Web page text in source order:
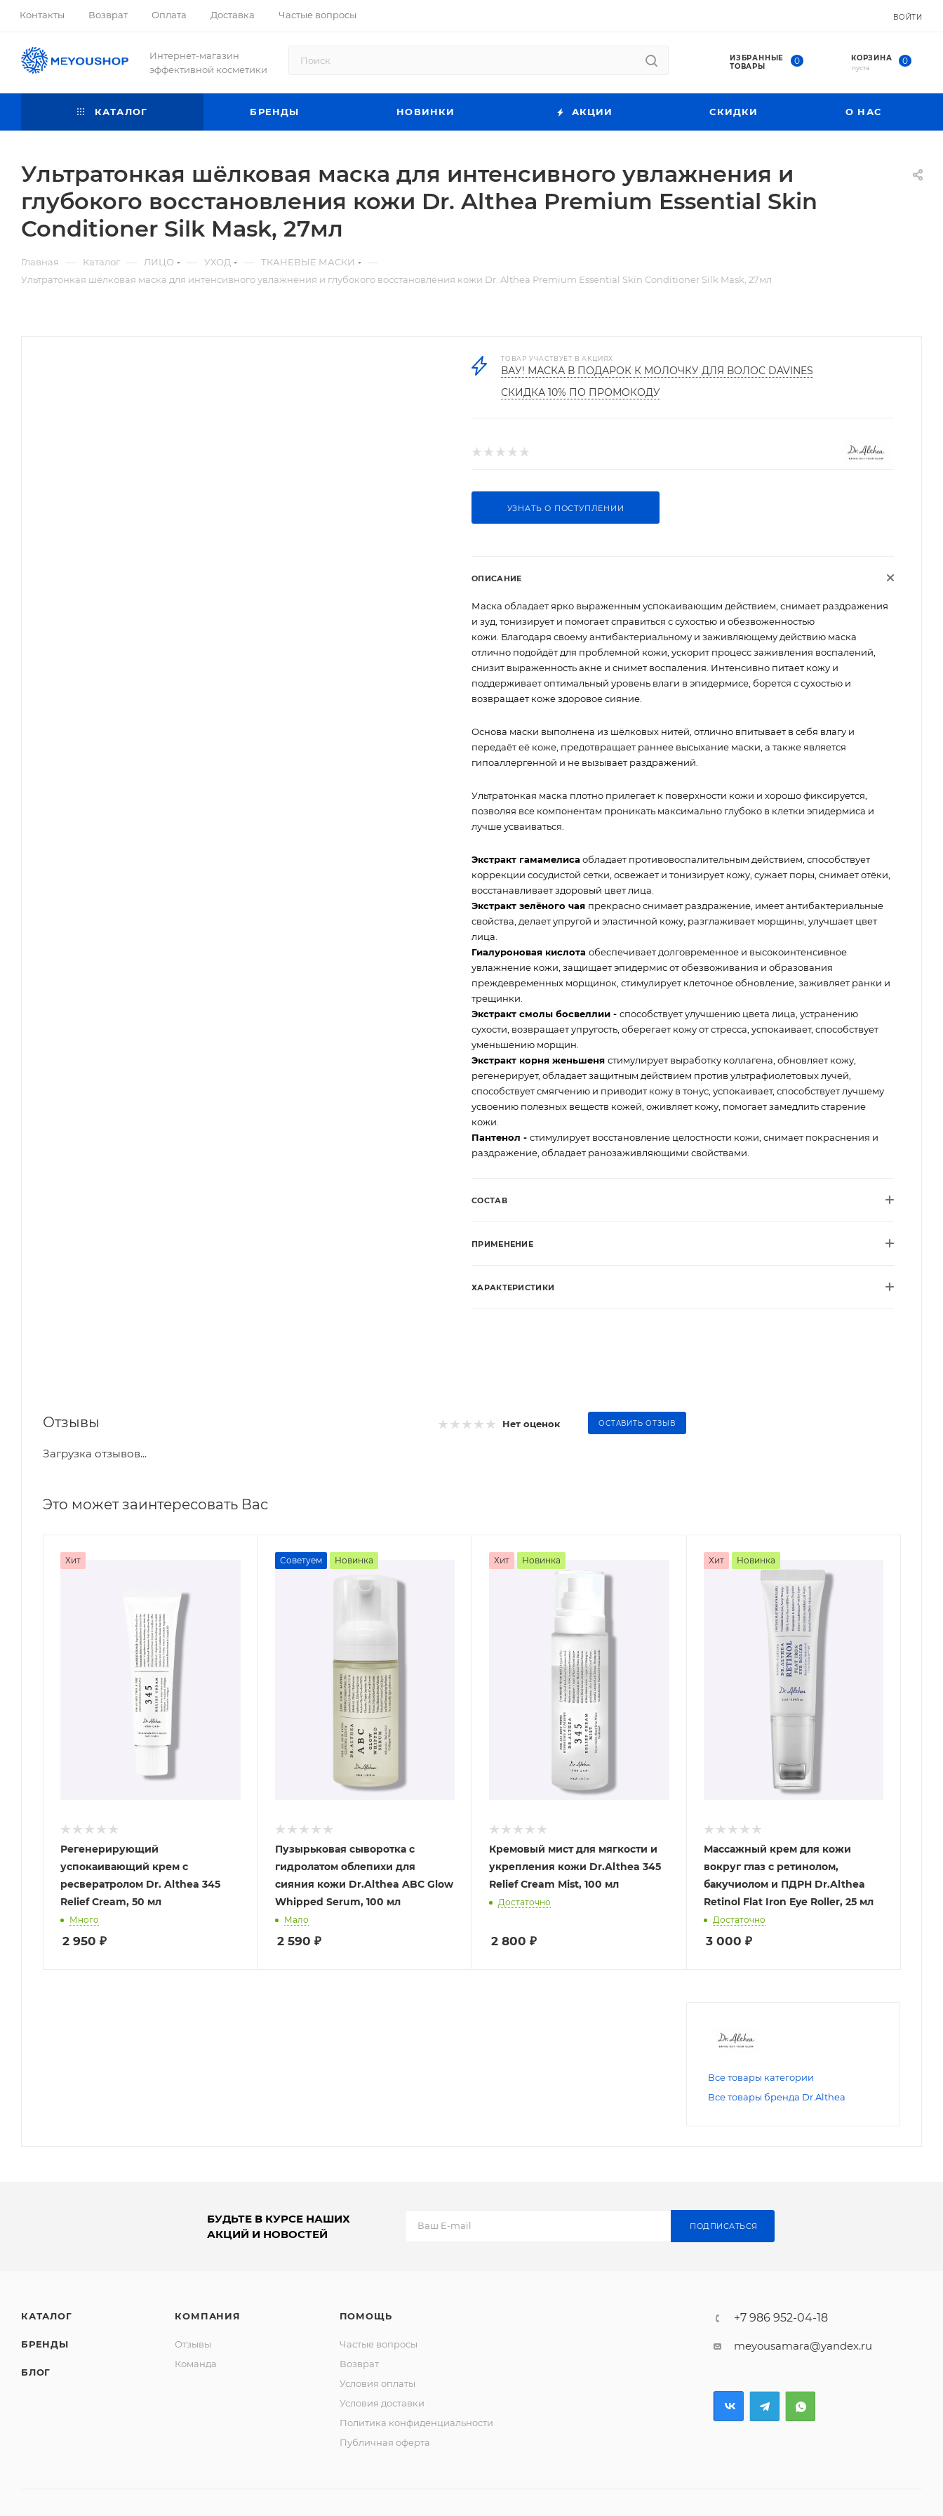
Контакты Возврат Оплата Доставка Частые вопросы ВОЙТИ
Интернет-магазин
эффективной косметики
ИЗБРАННЫЕ
ТОВАРЫ
0 КОРЗИНА 0
пуста
КАТАЛОГ БРЕНДЫ НОВИНКИ АКЦИИ СКИДКИ О НАС
Ультратонкая шёлковая маска для интенсивного увлажнения и
глубокого восстановления кожи Dr. Althea Premium Essential Skin
Conditioner Silk Mask, 27мл
Главная — Каталог — ЛИЦО — УХОД — ТКАНЕВЫЕ МАСКИ —
Ультратонкая шёлковая маска для интенсивного увлажнения и глубокого восстановления кожи Dr. Althea Premium Essential Skin Conditioner Silk Mask, 27мл
ТОВАР УЧАСТВУЕТ В АКЦИЯХ
ВАУ! МАСКА В ПОДАРОК К МОЛОЧКУ ДЛЯ ВОЛОС DAVINES
СКИДКА 10% ПО ПРОМОКОДУ
УЗНАТЬ О ПОСТУПЛЕНИИ
ОПИСАНИЕ
Маска обладает ярко выраженным успокаивающим действием, снимает раздражения
и зуд, тонизирует и помогает справиться с сухостью и обезвоженностью
кожи. Благодаря своему антибактериальному и заживляющему действию маска
отлично подойдёт для проблемной кожи, ускорит процесс заживления воспалений,
снизит выраженность акне и снимет воспаления. Интенсивно питает кожу и
поддерживает оптимальный уровень влаги в эпидермисе, борется с сухостью и
возвращает коже здоровое сияние.
Основа маски выполнена из шёлковых нитей, отлично впитывает в себя влагу и
передаёт её коже, предотвращает раннее высыхание маски, а также является
гипоаллергенной и не вызывает раздражений.
Ультратонкая маска плотно прилегает к поверхности кожи и хорошо фиксируется,
позволяя все компонентам проникать максимально глубоко в клетки эпидермиса и
лучше усваиваться.
Экстракт гамамелиса обладает противовоспалительным действием, способствует
коррекции сосудистой сетки, освежает и тонизирует кожу, сужает поры, снимает отёки,
восстанавливает здоровый цвет лица.
Экстракт зелёного чая прекрасно снимает раздражение, имеет антибактериальные
свойства, делает упругой и эластичной кожу, разглаживает морщины, улучшает цвет
лица.
Гиалуроновая кислота обеспечивает долговременное и высокоинтенсивное
увлажнение кожи, защищает эпидермис от обезвоживания и образования
преждевременных морщинок, стимулирует клеточное обновление, заживляет ранки и
трещинки.
Экстракт смолы босвеллии - способствует улучшению цвета лица, устранению
сухости, возвращает упругость, оберегает кожу от стресса, успокаивает, способствует
уменьшению морщин.
Экстракт корня женьшеня стимулирует выработку коллагена, обновляет кожу,
регенерирует, обладает защитным действием против ультрафиолетовых лучей,
способствует смягчению и приводит кожу в тонус, успокаивает, способствует лучшему
усвоению полезных веществ кожей, оживляет кожу, помогает замедлить старение
кожи.
Пантенол - стимулирует восстановление целостности кожи, снимает покраснения и
раздражение, обладает ранозаживляющими свойствами.
СОСТАВ
ПРИМЕНЕНИЕ
ХАРАКТЕРИСТИКИ
Отзывы Нет оценок ОСТАВИТЬ ОТЗЫВ
Загрузка отзывов...
Это может заинтересовать Вас
Хит
Регенерирующий
успокаивающий крем с
ресвератролом Dr. Althea 345
Relief Cream, 50 мл
Много
2 950 ₽
Советуем Новинка
Пузырьковая сыворотка с
гидролатом облепихи для
сияния кожи Dr.Althea ABC Glow
Whipped Serum, 100 мл
Мало
2 590 ₽
Хит Новинка
Кремовый мист для мягкости и
укрепления кожи Dr.Althea 345
Relief Cream Mist, 100 мл
Достаточно
2 800 ₽
Хит Новинка
Массажный крем для кожи
вокруг глаз с ретинолом,
бакучиолом и ПДРН Dr.Althea
Retinol Flat Iron Eye Roller, 25 мл
Достаточно
3 000 ₽
Все товары категории
Все товары бренда Dr.Althea
БУДЬТЕ В КУРСЕ НАШИХ
АКЦИЙ И НОВОСТЕЙ
ПОДПИСАТЬСЯ
КАТАЛОГ
БРЕНДЫ
БЛОГ
КОМПАНИЯ
Отзывы
Команда
ПОМОЩЬ
Частые вопросы
Возврат
Условия оплаты
Условия доставки
Политика конфиденциальности
Публичная оферта
+7 986 952-04-18
meyousamara@yandex.ru